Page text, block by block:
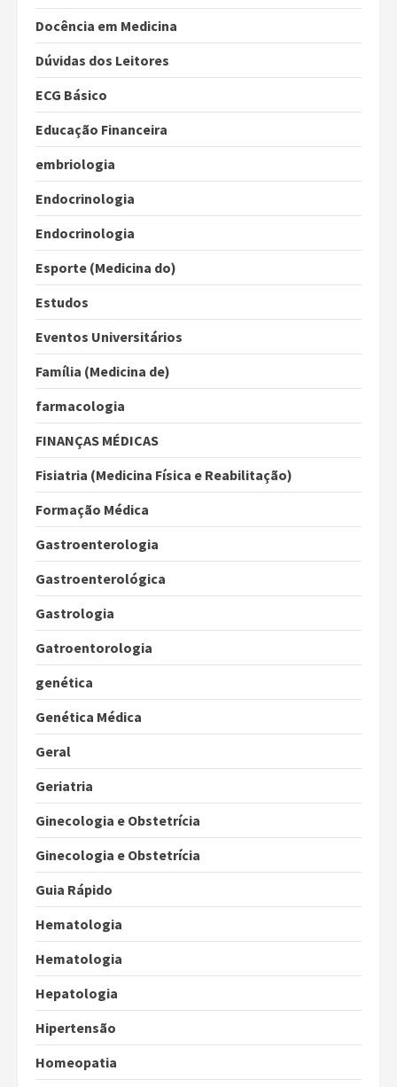
Docência em Medicina
Dúvidas dos Leitores
ECG Básico
Educação Financeira
embriologia
Endocrinologia
Endocrinologia
Esporte (Medicina do)
Estudos
Eventos Universitários
Família (Medicina de)
farmacologia
FINANÇAS MÉDICAS
Fisiatria (Medicina Física e Reabilitação)
Formação Médica
Gastroenterologia
Gastroenterológica
Gastrologia
Gatroentorologia
genética
Genética Médica
Geral
Geriatria
Ginecologia e Obstetrícia
Ginecologia e Obstetrícia
Guia Rápido
Hematologia
Hematologia
Hepatologia
Hipertensão
Homeopatia